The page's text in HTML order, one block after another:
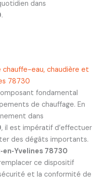
dans
.
chauffe-eau, chaudière et
78730
fondamental
de chauffage. En
dans
, il est impératif d’effectuer
des dégâts importants.
78730
ce dispositif
et la conformité de